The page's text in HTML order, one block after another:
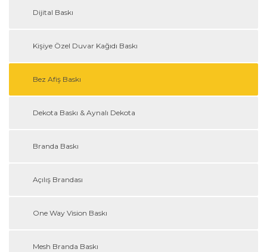
Dijital Baskı
Kişiye Özel Duvar Kağıdı Baskı
Bez Afiş Baskı
Dekota Baskı & Aynalı Dekota
Branda Baskı
Açılış Brandası
One Way Vision Baskı
Mesh Branda Baskı